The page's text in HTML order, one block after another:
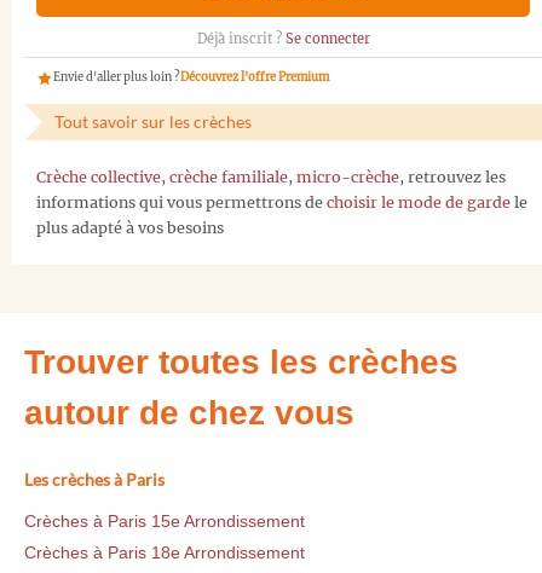
Déjà inscrit ? Se connecter
Envie d'aller plus loin ?Découvrez l'offre Premium
Tout savoir sur les crèches
Crèche collective, crèche familiale, micro-crèche, retrouvez les
informations qui vous permettrons de choisir le mode de garde le
plus adapté à vos besoins
Trouver toutes les crèches
autour de chez vous
Les crèches à Paris
Crèches à Paris 15e Arrondissement
Crèches à Paris 18e Arrondissement